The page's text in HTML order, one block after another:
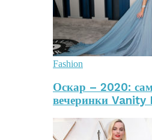
Fashion
Оскар – 2020:
вечеринки Vanity